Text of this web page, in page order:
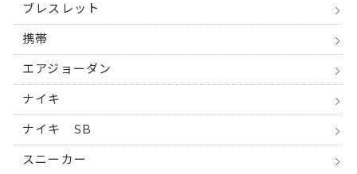
ブレスレット
携帯
エアジョーダン
ナイキ
ナイキ SB
スニーカー